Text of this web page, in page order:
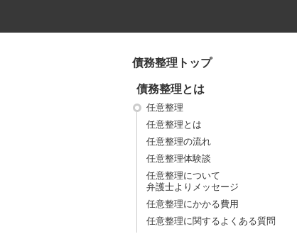
債務整理トップ
債務整理とは
任意整理
任意整理とは
任意整理の流れ
任意整理体験談
任意整理について
弁護士よりメッセージ
任意整理にかかる費用
任意整理に関するよくある質問